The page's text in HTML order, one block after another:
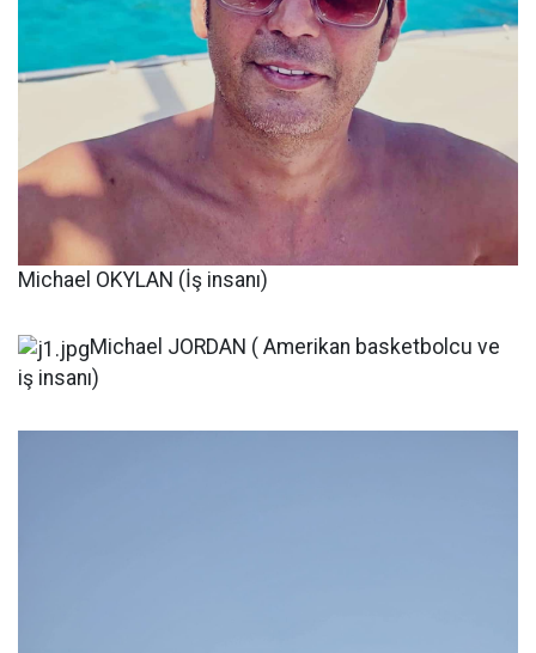
Michael OKYLAN (İş insanı)
Michael JORDAN ( Amerikan basketbolcu ve
iş insanı)